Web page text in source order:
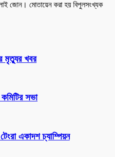
জোন। মোতায়েন করা হয় বিপুলসংখ্যক
মৃত্যুর খবর
সভা
একাদশ চ্যাম্পিয়ন